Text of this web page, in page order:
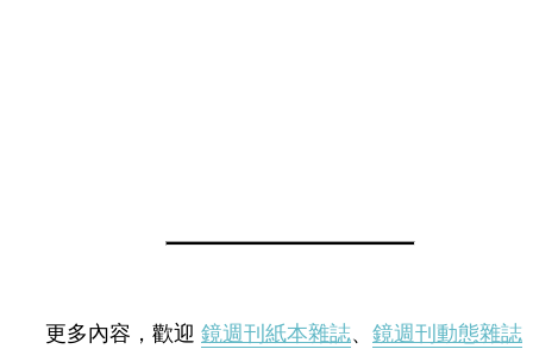
更多內容，歡迎 鏡週刊紙本雜誌、 鏡週刊動態雜誌